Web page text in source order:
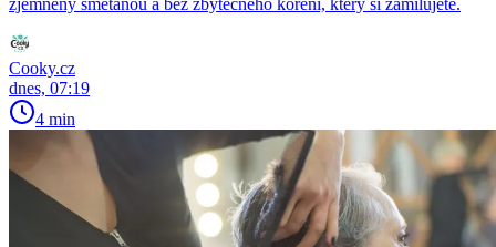
zjemněný smetanou a bez zbytečného koření, který si zamilujete.
Cooky.cz
dnes, 07:19
4 min